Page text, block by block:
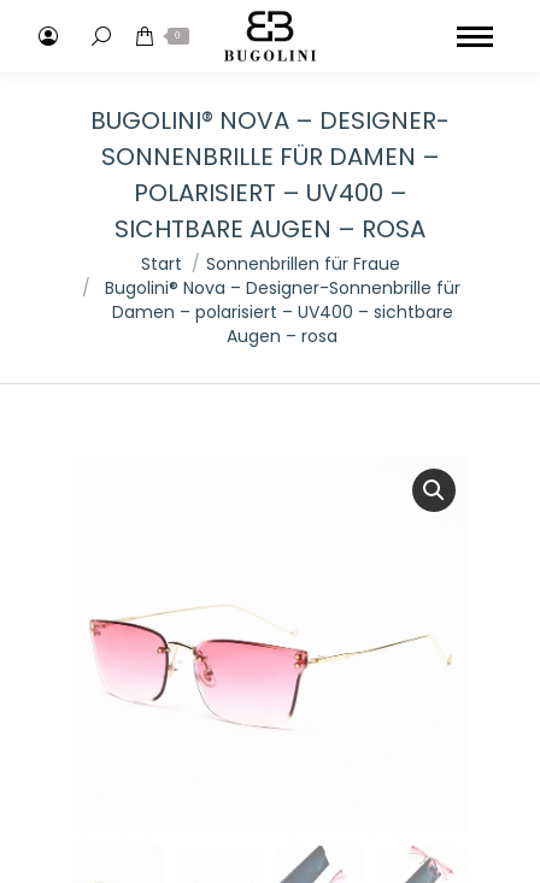
Search: 0
BUGOLINI® NOVA – DESIGNER-
SONNENBRILLE FÜR DAMEN –
POLARISIERT – UV400 –
SICHTBARE AUGEN – ROSA
Sie befinden sich hier:
Start
Sonnenbrillen für Fraue
Bugolini® Nova – Designer-Sonnenbrille für
Damen – polarisiert – UV400 – sichtbare
Augen – rosa